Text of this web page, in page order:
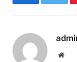
Facebook